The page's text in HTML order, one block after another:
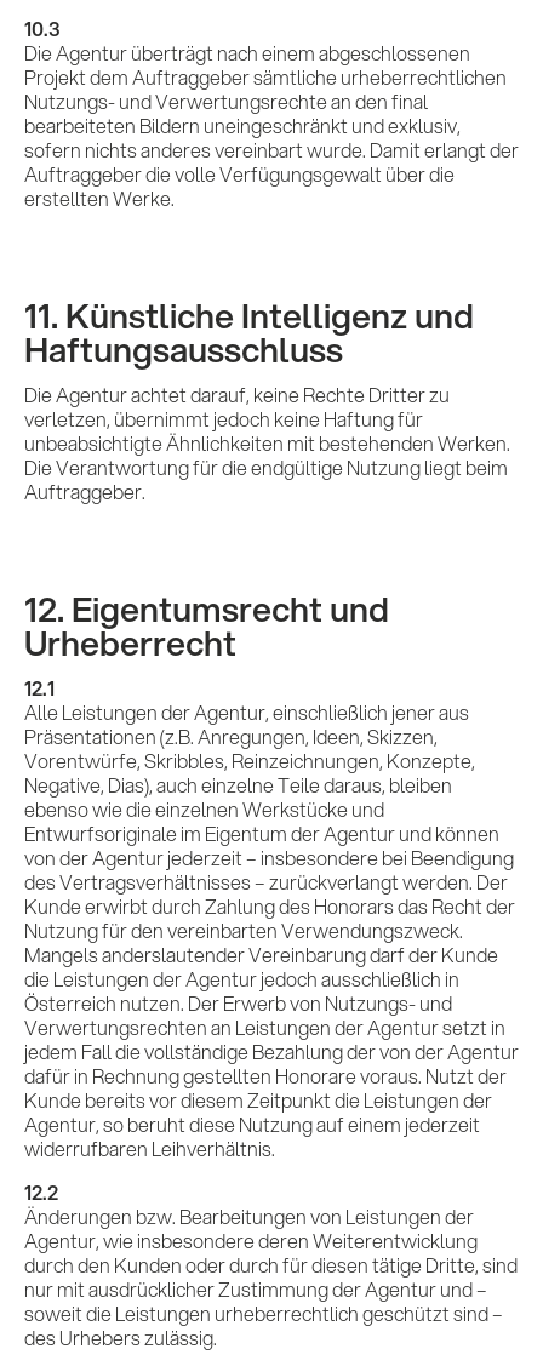
10.3
Die Agentur überträgt nach einem abgeschlossenen
Projekt dem Auftraggeber sämtliche urheberrechtlichen
Nutzungs- und Verwertungsrechte an den final
bearbeiteten Bildern uneingeschränkt und exklusiv,
sofern nichts anderes vereinbart wurde. Damit erlangt der
Auftraggeber die volle Verfügungsgewalt über die
erstellten Werke.
11. Künstliche Intelligenz und
Haftungsausschluss
Die Agentur achtet darauf, keine Rechte Dritter zu
verletzen, übernimmt jedoch keine Haftung für
unbeabsichtigte Ähnlichkeiten mit bestehenden Werken.
Die Verantwortung für die endgültige Nutzung liegt beim
Auftraggeber.
12. Eigentumsrecht und
Urheberrecht
12.1
Alle Leistungen der Agentur, einschließlich jener aus
Präsentationen (z.B. Anregungen, Ideen, Skizzen,
Vorentwürfe, Skribbles, Reinzeichnungen, Konzepte,
Negative, Dias), auch einzelne Teile daraus, bleiben
ebenso wie die einzelnen Werkstücke und
Entwurfsoriginale im Eigentum der Agentur und können
von der Agentur jederzeit – insbesondere bei Beendigung
des Vertragsverhältnisses – zurückverlangt werden. Der
Kunde erwirbt durch Zahlung des Honorars das Recht der
Nutzung für den vereinbarten Verwendungszweck.
Mangels anderslautender Vereinbarung darf der Kunde
die Leistungen der Agentur jedoch ausschließlich in
Österreich nutzen. Der Erwerb von Nutzungs- und
Verwertungsrechten an Leistungen der Agentur setzt in
jedem Fall die vollständige Bezahlung der von der Agentur
dafür in Rechnung gestellten Honorare voraus. Nutzt der
Kunde bereits vor diesem Zeitpunkt die Leistungen der
Agentur, so beruht diese Nutzung auf einem jederzeit
widerrufbaren Leihverhältnis.
12.2
Änderungen bzw. Bearbeitungen von Leistungen der
Agentur, wie insbesondere deren Weiterentwicklung
durch den Kunden oder durch für diesen tätige Dritte, sind
nur mit ausdrücklicher Zustimmung der Agentur und –
soweit die Leistungen urheberrechtlich geschützt sind –
des Urhebers zulässig.